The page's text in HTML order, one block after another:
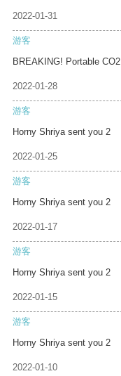
2022-01-31
游客
BREAKING! Portable CO2
2022-01-28
游客
Horny Shriya sent you 2
2022-01-25
游客
Horny Shriya sent you 2
2022-01-17
游客
Horny Shriya sent you 2
2022-01-15
游客
Horny Shriya sent you 2
2022-01-10